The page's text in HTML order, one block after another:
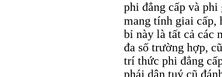
phi đẳng cấp và
mang tính giai cấp,
bỉ này là tất cả các
đa số trường hợp,
trí thức phi đẳng
phái dân tuý cũ